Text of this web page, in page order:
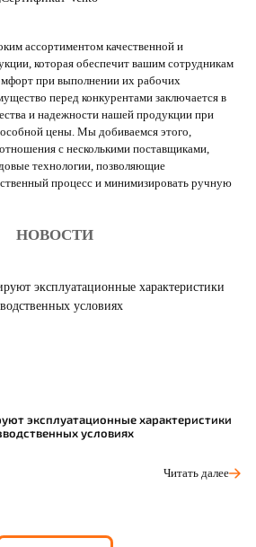
ассортиментом качественной и
которая обеспечит вашим сотрудникам
при выполнении их рабочих
перед конкурентами заключается в
и надежности нашей продукции при
цены. Мы добиваемся этого,
с несколькими поставщиками,
технологии, позволяющие
процесс и минимизировать ручную
НОВОСТИ
эксплуатационные характеристики
условиях
Читать далее